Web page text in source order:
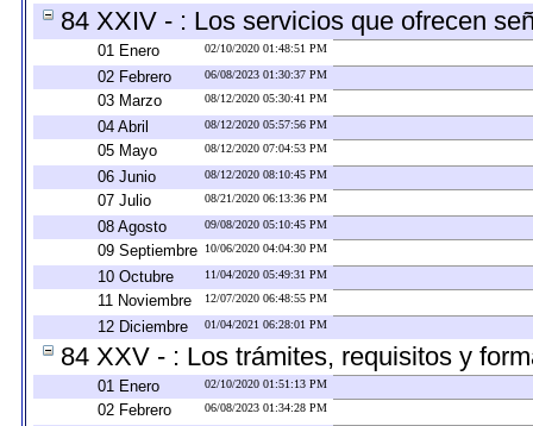
84 XXIV - : Los servicios que ofrecen
01 Enero 02/10/2020 01:48:51 PM
02 Febrero 06/08/2023 01:30:37 PM
03 Marzo 08/12/2020 05:30:41 PM
04 Abril 08/12/2020 05:57:56 PM
05 Mayo 08/12/2020 07:04:53 PM
06 Junio 08/12/2020 08:10:45 PM
07 Julio 08/21/2020 06:13:36 PM
08 Agosto 09/08/2020 05:10:45 PM
09 Septiembre 10/06/2020 04:04:30 PM
10 Octubre 11/04/2020 05:49:31 PM
11 Noviembre 12/07/2020 06:48:55 PM
12 Diciembre 01/04/2021 06:28:01 PM
84 XXV - : Los trámites, requisitos y
01 Enero 02/10/2020 01:51:13 PM
02 Febrero 06/08/2023 01:34:28 PM